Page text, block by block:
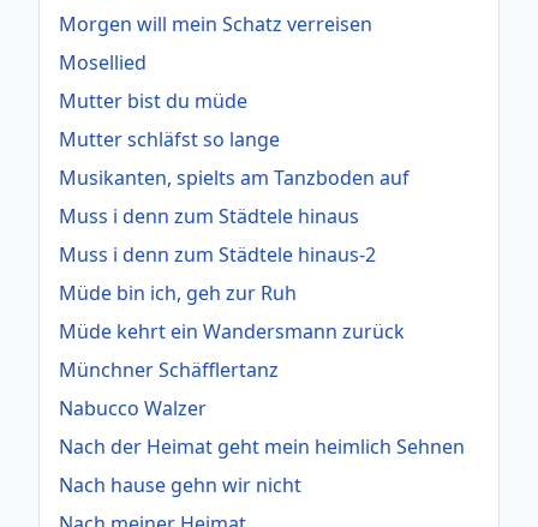
Morgen will mein Schatz verreisen
Mosellied
Mutter bist du müde
Mutter schläfst so lange
Musikanten, spielts am Tanzboden auf
Muss i denn zum Städtele hinaus
Muss i denn zum Städtele hinaus-2
Müde bin ich, geh zur Ruh
Müde kehrt ein Wandersmann zurück
Münchner Schäfflertanz
Nabucco Walzer
Nach der Heimat geht mein heimlich Sehnen
Nach hause gehn wir nicht